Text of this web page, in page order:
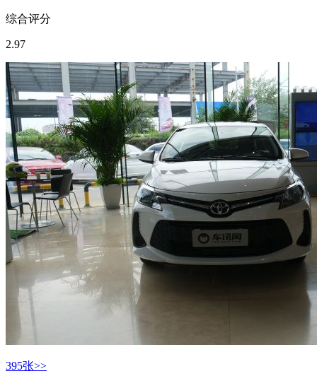
综合评分
2.97
395张>>